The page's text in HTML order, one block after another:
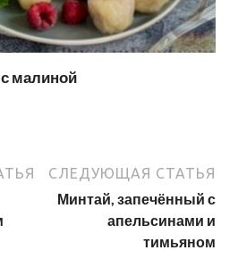
малиной
СЛЕДУЮЩАЯ СТАТЬЯ
Минтай, запечённый с
апельсинами и
тимьяном